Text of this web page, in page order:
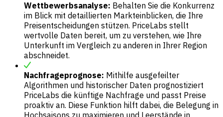
Wettbewerbsanalyse: Behalten Sie die Konkurrenz
im Blick mit detaillierten Markteinblicken, die Ihre
Preisentscheidungen stützen. PriceLabs stellt
wertvolle Daten bereit, um zu verstehen, wie Ihre
Unterkunft im Vergleich zu anderen in Ihrer Region
abschneidet.
Nachfrageprognose: Mithilfe ausgefeilter
Algorithmen und historischer Daten prognostiziert
PriceLabs die künftige Nachfrage und passt Preise
proaktiv an. Diese Funktion hilft dabei, die Belegung in
Hochsaisons zu maximieren und Leerstände in